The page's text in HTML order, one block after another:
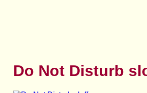
Do Not Disturb